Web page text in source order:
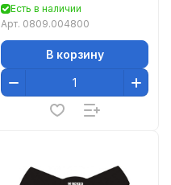
Есть в наличии
Арт. 0809.004800
В корзину